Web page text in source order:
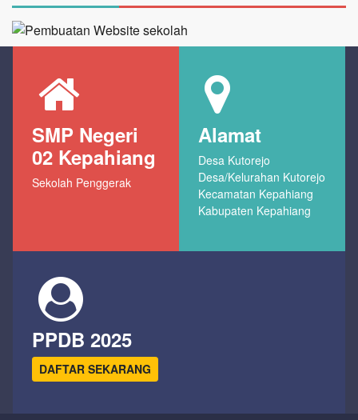
SMP Negeri
02 Kepahiang
Sekolah Penggerak
Alamat
Desa Kutorejo
Desa/Kelurahan Kutorejo
Kecamatan Kepahiang
Kabupaten Kepahiang
PPDB 2025
DAFTAR SEKARANG